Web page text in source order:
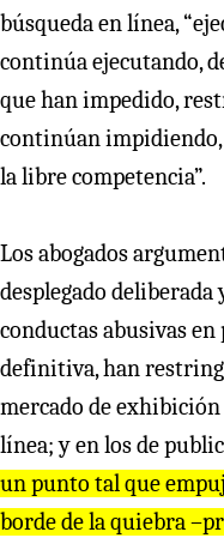
búsqueda en línea,
continúa ejecutando,
que han impedido,
continúan
la libre competencia”.
Los abogados
desplegado
conductas abusivas
definitiva, han
mercado de
línea; y en los de
un punto tal que
borde de la quiebra